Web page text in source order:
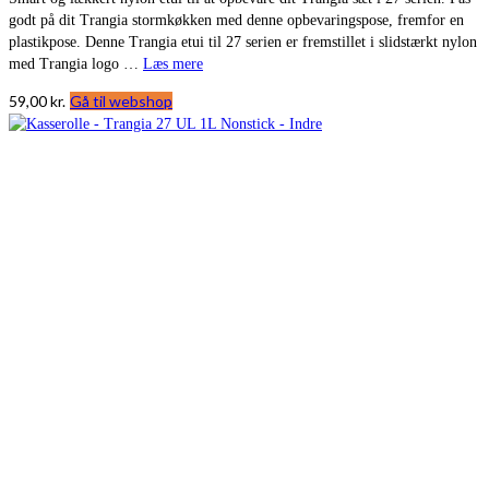
godt på dit Trangia stormkøkken med denne opbevaringspose, fremfor en
plastikpose. Denne Trangia etui til 27 serien er fremstillet i slidstærkt nylon
med Trangia logo … Læs mere
59,00kr. Gå til webshop